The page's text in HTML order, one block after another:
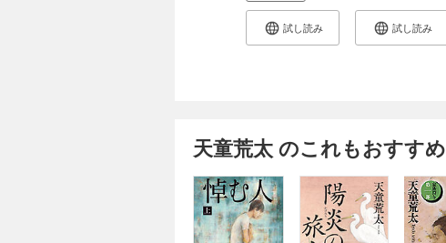
試し読み 試し読み
天童荒太 のこれもおすすめ